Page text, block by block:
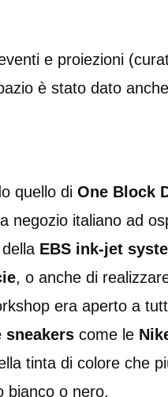
e proiezioni
è stato dato
quello di One Block
negozio italiano ad
EBS ink-jet
, o anche di
era aperto a
sneakers come le
tinta di colore che
bianco o nero.